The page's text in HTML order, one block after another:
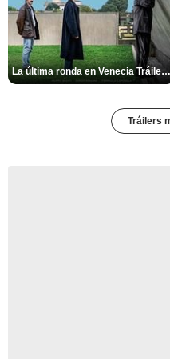
La última ronda en Venecia Tráiler VOSE
Tráilers